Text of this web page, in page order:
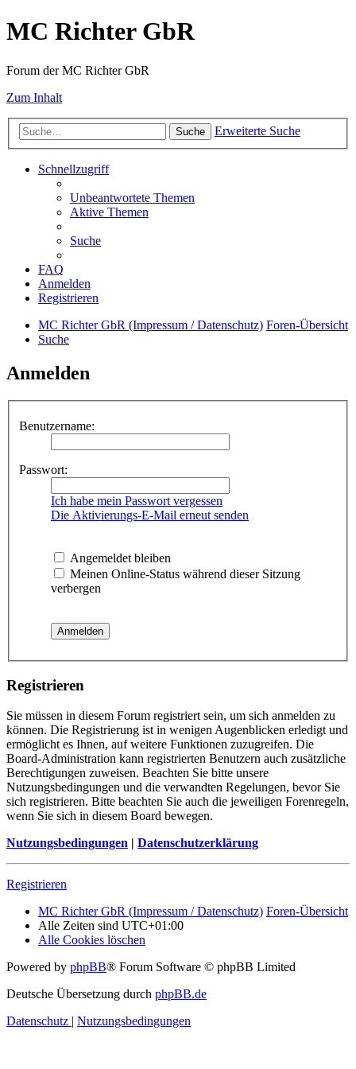
MC Richter GbR
Forum der MC Richter GbR
Zum Inhalt
Suche Erweiterte Suche
Schnellzugriff
Unbeantwortete Themen
Aktive Themen
Suche
FAQ
Anmelden
Registrieren
MC Richter GbR (Impressum / Datenschutz) Foren-Übersicht
Suche
Anmelden
Benutzername:
Passwort:
Ich habe mein Passwort vergessen
Die Aktivierungs-E-Mail erneut senden
Angemeldet bleiben
Meinen Online-Status während dieser Sitzung
verbergen
Registrieren
Sie müssen in diesem Forum registriert sein, um sich anmelden zu
können. Die Registrierung ist in wenigen Augenblicken erledigt und
ermöglicht es Ihnen, auf weitere Funktionen zuzugreifen. Die
Board-Administration kann registrierten Benutzern auch zusätzliche
Berechtigungen zuweisen. Beachten Sie bitte unsere
Nutzungsbedingungen und die verwandten Regelungen, bevor Sie
sich registrieren. Bitte beachten Sie auch die jeweiligen Forenregeln,
wenn Sie sich in diesem Board bewegen.
Nutzungsbedingungen | Datenschutzerklärung
Registrieren
MC Richter GbR (Impressum / Datenschutz) Foren-Übersicht
Alle Zeiten sind UTC+01:00
Alle Cookies löschen
Powered by phpBB® Forum Software © phpBB Limited
Deutsche Übersetzung durch phpBB.de
Datenschutz | Nutzungsbedingungen